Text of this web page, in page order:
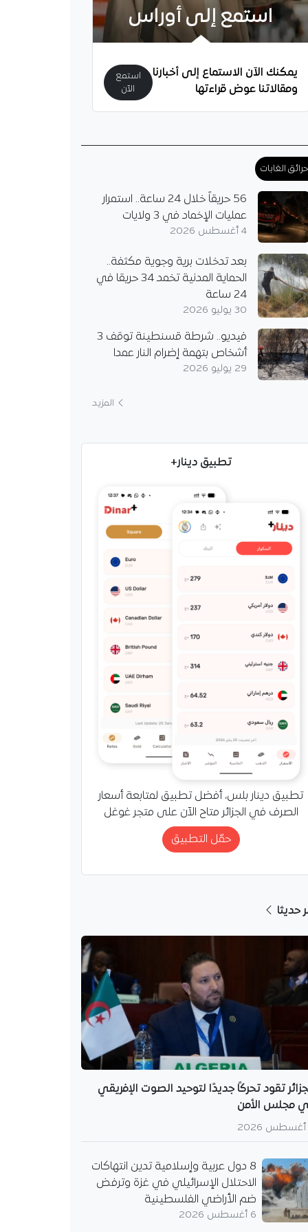
استمع إلى أوراس
يمكنك الآن الاستماع إلى أخبارنا
ومقالاتنا عوض قراءتها
استمع
الآن
الغابات
56 حريقاً خلال 24 ساعة.. استمرار
عمليات الإخماد في 3 ولايات
4 أغسطس 2026
بعد تدخلات برية وجوية مكثفة..
الحماية المدنية تخمد 34 حريقا في
24 ساعة
30 يوليو 2026
فيديو.. شرطة قسنطينة توقف 3
أشخاص بتهمة إضرام النار عمدا
29 يوليو 2026
المزيد
تطبيق دينار+
تطبيق دينار بلس، أفضل تطبيق لمتابعة أسعار
الصرف في الجزائر متاح الآن على متجر غوغل
حمّل التطبيق
حديثا
تقود تحركًا جديدًا لتوحيد الصوت الإفريقي
مجلس الأمن
8 دول عربية وإسلامية تدين انتهاكات
الاحتلال الإسرائيلي في غزة وترفض
ضم الأراضي الفلسطينية
6 أغسطس 2026